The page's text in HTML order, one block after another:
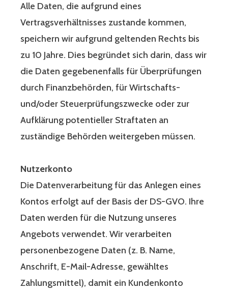
Alle Daten, die aufgrund eines
Vertragsverhältnisses zustande kommen,
speichern wir aufgrund geltenden Rechts bis
zu 10 Jahre. Dies begründet sich darin, dass wir
die Daten gegebenenfalls für Überprüfungen
durch Finanzbehörden, für Wirtschafts-
und/oder Steuerprüfungszwecke oder zur
Aufklärung potentieller Straftaten an
zuständige Behörden weitergeben müssen.
Nutzerkonto
Die Datenverarbeitung für das Anlegen eines
Kontos erfolgt auf der Basis der DS-GVO. Ihre
Daten werden für die Nutzung unseres
Angebots verwendet. Wir verarbeiten
personenbezogene Daten (z. B. Name,
Anschrift, E-Mail-Adresse, gewähltes
Zahlungsmittel), damit ein Kundenkonto